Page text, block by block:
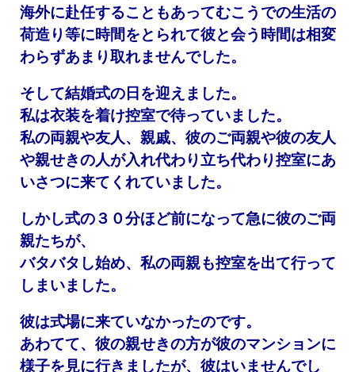
海外に赴任することもあってむこうでの生活の
荷造り等に時間をとられて彼と会う時間は相変
わらずあまり取れませんでした。
そして結婚式の日を迎えました。
私は衣装を着け控室で待っていました。
私の両親や友人、親戚、彼のご両親や彼の友人
や親せきの人が入れ代わり立ち代わり控室にあ
いさつに来てくれていました。
しかし式の３０分ほど前になって急に彼のご両
親たちが、
バタバタし始め、私の両親も控室を出て行って
しまいました。
彼は式場に来ていなかったのです。
あわてて、彼の親せきの方が彼のマンションに
様子を見に行きましたが、彼はいませんでし